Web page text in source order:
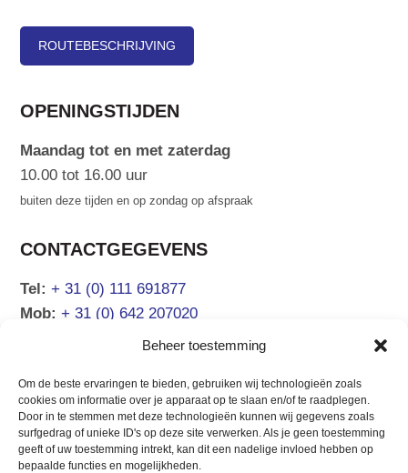
Beheer toestemming
Om de beste ervaringen te bieden, gebruiken wij technologieën zoals
cookies om informatie over je apparaat op te slaan en/of te raadplegen.
Door in te stemmen met deze technologieën kunnen wij gegevens zoals
surfgedrag of unieke ID's op deze site verwerken. Als je geen toestemming
geeft of uw toestemming intrekt, kan dit een nadelige invloed hebben op
bepaalde functies en mogelijkheden.
ROUTEBESCHRIJVING
OPENINGSTIJDEN
Maandag tot en met zaterdag
10.00 tot 16.00 uur
buiten deze tijden en op zondag op afspraak
CONTACTGEGEVENS
Tel: + 31 (0) 111 691877
Mob: + 31 (0) 642 207020
info@atsea.nl
NAVIGATIE
Verkoopaanbod
Boot verkopen
Chartermanagement